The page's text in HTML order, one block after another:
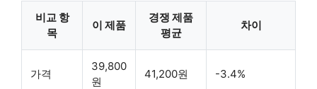
비교 항
목
이 제품
경쟁 제품
평균
차이
가격
39,800
원
41,200원 -3.4%